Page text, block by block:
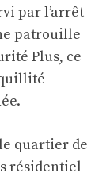
par l’arrêt
patrouille
Plus, ce
quartier de
résidentiel